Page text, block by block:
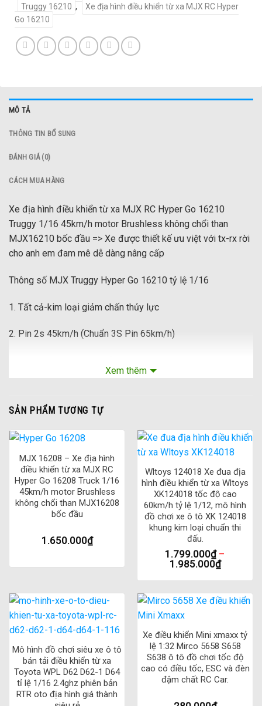
Truggy 16210 ,
Xe địa hình điều khiển từ xa MJX RC Hyper
Go 16210
MÔ TẢ
THÔNG TIN BỔ SUNG
ĐÁNH GIÁ (0)
CÁCH MUA HÀNG
Xe địa hình điều khiển từ xa MJX RC Hyper Go 16210
Truggy 1/16 45km/h motor Brushless không chổi than
MJX16210 bốc đầu => Xe được thiết kế ưu việt với tx-rx rời
cho anh em đam mê dễ dàng nâng cấp
Thông số MJX Truggy Hyper Go 16210 tỷ lệ 1/16
1. Tất cả-kim loại giảm chấn thủy lực
2. Pin 2s 45km/h (Chuẩn 3S Pin 65km/h)
4. kim loại chống va chạm đầu
5. Tất cả-Kim Loại hệ thống truyền tải (hộp số kim loại vi
phân)
6. Tiêu chuẩn độc lập thu, dễ sửa đổi
7. Động cơ làm mát bằng nhôm tản nhiệt + Quạt làm mát
Danh sách đóng gói: Truggy * 1 Điều khiển từ xa * 1 Pin * 1;
Bánh sau hỗ trợ bốc đầu * 1; Sách hướng dẫn sử dụng * 1;
Cáp sạc USB * 1; Lục giác cờ lê * 1; Đầu-lên bánh xe phụ
kiện * 1; Tua vít * 1
Xem thêm
SẢN PHẨM TƯƠNG TỰ
MJX 16208 – Xe địa hình
điều khiển từ xa MJX RC
Hyper Go 16208 Truck 1/16
45km/h motor Brushless
không chổi than MJX16208
bốc đầu
1.650.000₫
Wltoys 124018 Xe đua địa
hình điều khiển từ xa Wltoys
XK124018 tốc độ cao
60km/h tỷ lệ 1/12, mô hình
đồ chơi xe ô tô XK 124018
khung kim loại chuẩn thi
đấu.
1.799.000₫–
1.985.000₫
Mô hình đồ chơi siêu xe ô tô
bán tải điều khiển từ xa
Toyota WPL D62 D62-1 D64
tỉ lệ 1/16 2.4ghz phiên bản
RTR oto địa hình giá thành
Xe điều khiển Mini xmaxx tỷ
lệ 1:32 Mirco 5658 S658
S638 ô tô đồ chơi tốc độ
cao có điều tốc, ESC và đèn
đậm chất RC Car.